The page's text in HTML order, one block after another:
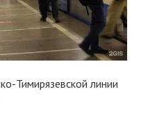
Тимирязевской линии